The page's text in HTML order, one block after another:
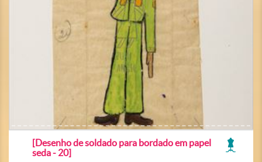
[Desenho de soldado para bordado em papel
seda - 20]